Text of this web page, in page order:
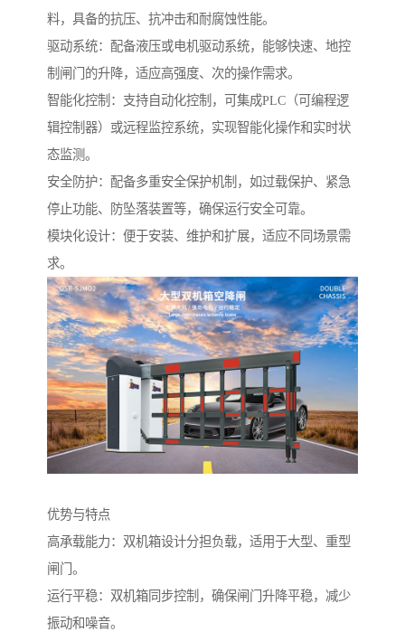
料，具备的抗压、抗冲击和耐腐蚀性能。
驱动系统：配备液压或电机驱动系统，能够快速、地控
制闸门的升降，适应高强度、次的操作需求。
智能化控制：支持自动化控制，可集成PLC（可编程逻
辑控制器）或远程监控系统，实现智能化操作和实时状
态监测。
安全防护：配备多重安全保护机制，如过载保护、紧急
停止功能、防坠落装置等，确保运行安全可靠。
模块化设计：便于安装、维护和扩展，适应不同场景需
求。
优势与特点
高承载能力：双机箱设计分担负载，适用于大型、重型
闸门。
运行平稳：双机箱同步控制，确保闸门升降平稳，减少
振动和噪音。